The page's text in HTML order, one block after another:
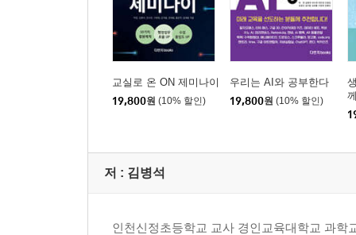
교실로 온 ON 제미나이
19,800원 (10% 할인)
우리는 AI와 공부한다
19,800원 (10% 할인)
저 : 김병석
인천신정초등학교 교사 경인교육대학교 과학